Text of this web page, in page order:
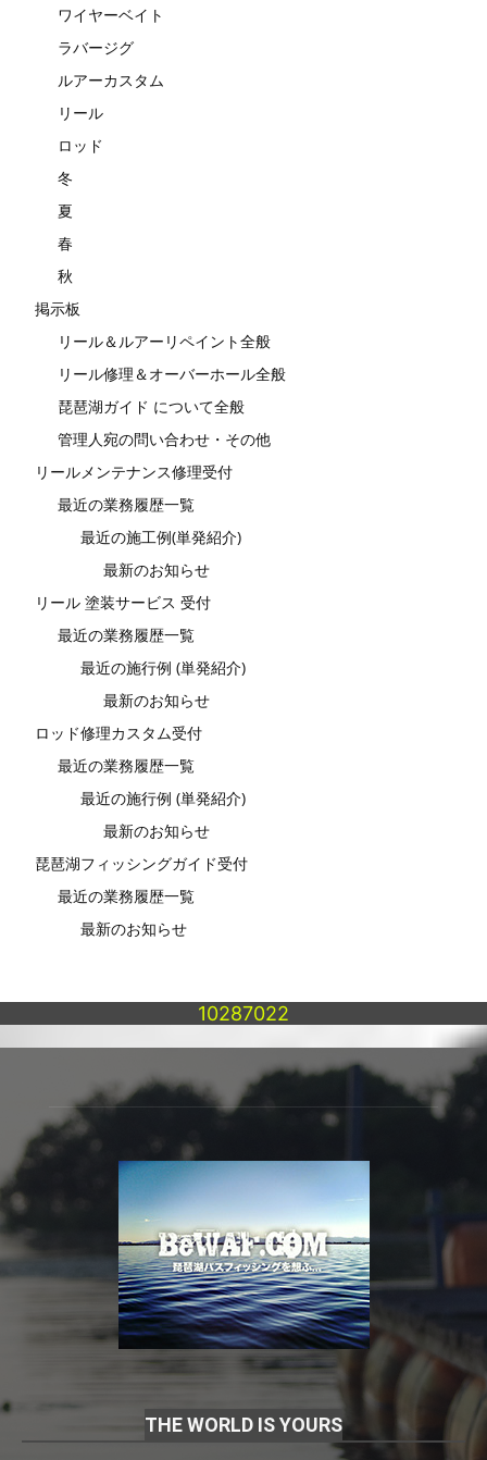
ワイヤーベイト
ラバージグ
ルアーカスタム
リール
ロッド
冬
夏
春
秋
掲示板
リール＆ルアーリペイント全般
リール修理＆オーバーホール全般
琵琶湖ガイド について全般
管理人宛の問い合わせ・その他
リールメンテナンス修理受付
最近の業務履歴一覧
最近の施工例(単発紹介)
最新のお知らせ
リール 塗装サービス 受付
最近の業務履歴一覧
最近の施行例 (単発紹介)
最新のお知らせ
ロッド修理カスタム受付
最近の業務履歴一覧
最近の施行例 (単発紹介)
最新のお知らせ
琵琶湖フィッシングガイド受付
最近の業務履歴一覧
最新のお知らせ
10287022
THE WORLD IS YOURS